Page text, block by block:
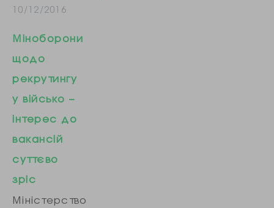
10/12/2016
Міноборони
щодо
рекрутингу
у військо –
інтерес до
вакансій
суттєво
зріс
Міністерство